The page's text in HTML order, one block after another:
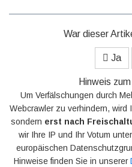
War dieser
Ja
Hinweis
Um Verfälschungen durch
Webcrawler zu verhindern, wird
sondern erst nach
wir Ihre IP und Ihr Votum
europäischen
Hinweise finden Sie in unserer